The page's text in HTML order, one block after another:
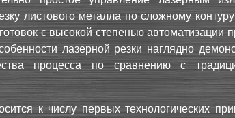
листового металла по сложному
с высокой степенью автоматизации
лазерной резки наглядно
процесса по сравнению с
к числу первых технологических